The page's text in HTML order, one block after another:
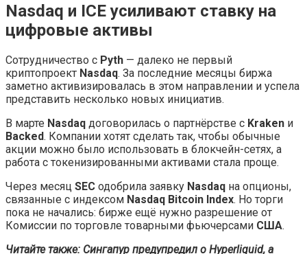
Nasdaq и ICE усиливают ставку на
цифровые активы
Сотрудничество с Pyth — далеко не первый
криптопроект Nasdaq. За последние месяцы биржа
заметно активизировалась в этом направлении и успела
представить несколько новых инициатив.
В марте Nasdaq договорилась о партнёрстве с Kraken и
Backed. Компании хотят сделать так, чтобы обычные
акции можно было использовать в блокчейн-сетях, а
работа с токенизированными активами стала проще.
Через месяц SEC одобрила заявку Nasdaq на опционы,
связанные с индексом Nasdaq Bitcoin Index. Но торги
пока не начались: бирже ещё нужно разрешение от
Комиссии по торговле товарными фьючерсами США.
Читайте также: Сингапур предупредил о Hyperliquid, а